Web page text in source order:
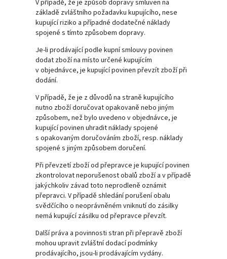
V případě, že je způsob dopravy smluven na
základě zvláštního požadavku kupujícího, nese
kupující riziko a případné dodatečné náklady
spojené s tímto způsobem dopravy.
Je-li prodávající podle kupní smlouvy povinen
dodat zboží na místo určené kupujícím
v objednávce, je kupující povinen převzít zboží při
dodání.
V případě, že je z důvodů na straně kupujícího
nutno zboží doručovat opakovaně nebo jiným
způsobem, než bylo uvedeno v objednávce, je
kupující povinen uhradit náklady spojené
s opakovaným doručováním zboží, resp. náklady
spojené s jiným způsobem doručení.
Při převzetí zboží od přepravce je kupující povinen
zkontrolovat neporušenost obalů zboží a v případě
jakýchkoliv závad toto neprodleně oznámit
přepravci. V případě shledání porušení obalu
svědčícího o neoprávněném vniknutí do zásilky
nemá kupující zásilku od přepravce převzít.
Další práva a povinnosti stran při přepravě zboží
mohou upravit zvláštní dodací podmínky
prodávajícího, jsou-li prodávajícím vydány.